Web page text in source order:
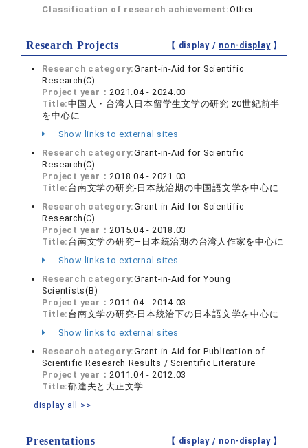
Classification of research achievement:Other
Research Projects 【 display / non-display】
Research category:Grant-in-Aid for Scientific
Research(C)
Project year：2021.04 - 2024.03
Title:中国人・台湾人日本留学生文学の研究 20世紀前半
を中心に
Show links to external sites
Research category:Grant-in-Aid for Scientific
Research(C)
Project year：2018.04 - 2021.03
Title: 台南文学の研究‐日本統治期の中国語文学を中心に
Research category:Grant-in-Aid for Scientific
Research(C)
Project year：2015.04 - 2018.03
Title: 台南文学の研究―日本統治期の台湾人作家を中心に
Show links to external sites
Research category:Grant-in-Aid for Young
Scientists(B)
Project year：2011.04 - 2014.03
Title: 台南文学の研究‐日本統治下の日本語文学を中心に
Show links to external sites
Research category:Grant-in-Aid for Publication of
Scientific Research Results / Scientific Literature
Project year：2011.04 - 2012.03
Title:郁達夫と大正文学
display all >>
Presentations 【 display / non-display】